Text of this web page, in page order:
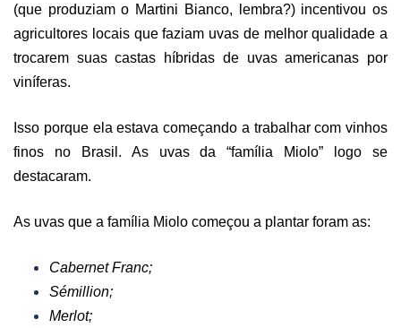
(que produziam o Martini Bianco, lembra?) incentivou os
agricultores locais que faziam uvas de melhor qualidade a
trocarem suas castas híbridas de uvas americanas por
viníferas.
Isso porque ela estava começando a trabalhar com vinhos
finos no Brasil. As uvas da “família Miolo” logo se
destacaram.
As uvas que a família Miolo começou a plantar foram as:
Cabernet Franc;
Sémillion;
Merlot;